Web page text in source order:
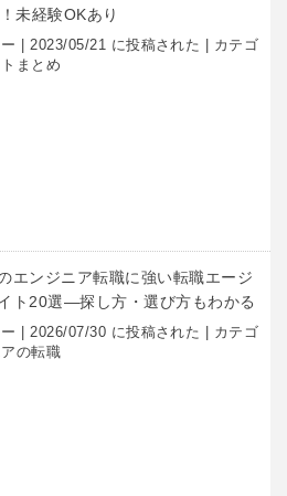
未経験OKあり
2023/05/21 に投稿された
カテゴ
まとめ
エンジニア転職に強い転職エージ
ト20選―探し方・選び方もわかる
2026/07/30 に投稿された
カテゴ
の転職